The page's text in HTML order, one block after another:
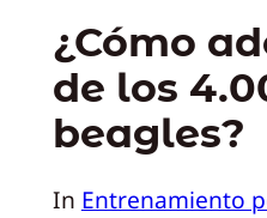
¿Cómo
de los
beagles?
In Entrenamiento